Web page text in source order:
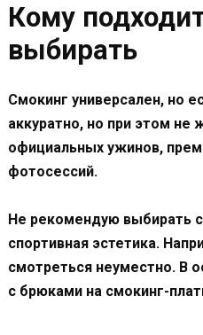
Кому
выбирать
Смокинг универсален, но
аккуратно, но при этом
официальных ужинов,
фотосессий.
Не рекомендую выбирать
спортивная эстетика.
смотреться неуместно. В
с брюками на смокинг-